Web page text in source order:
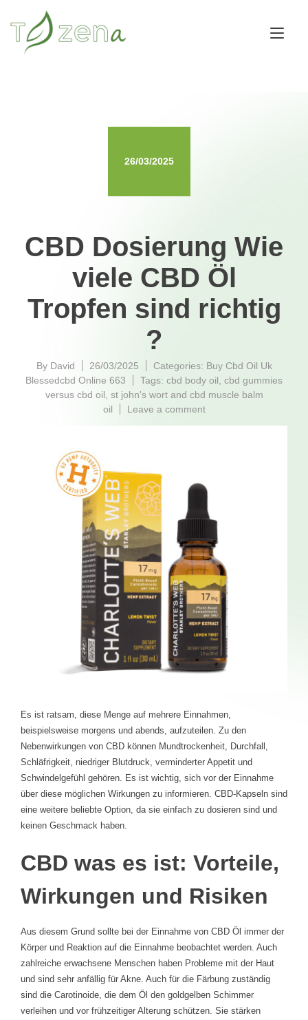
content
26/03/2025
CBD Dosierung Wie
viele CBD Öl
Tropfen sind richtig
?
By David 26/03/2025 Categories: Buy Cbd Oil Uk
Blessedcbd Online 663
Tags: cbd body oil, cbd gummies
versus cbd oil, st john's wort and cbd muscle balm
oil
Leave a commenton
CBD
Öl
Tropfen
sind
richtig
?
Es ist ratsam, diese Menge auf mehrere Einnahmen,
beispielsweise morgens und abends, aufzuteilen. Zu den
Nebenwirkungen von CBD können Mundtrockenheit, Durchfall,
Schläfrigkeit, niedriger Blutdruck, verminderter Appetit und
Schwindelgefühl gehören. Es ist wichtig, sich vor der Einnahme
über diese möglichen Wirkungen zu informieren. CBD-Kapseln sind
eine weitere beliebte Option, da sie einfach zu dosieren sind und
keinen Geschmack haben.
CBD was es ist: Vorteile,
Wirkungen und Risiken
Aus diesem Grund sollte bei der Einnahme von CBD Öl immer der
Körper und Reaktion auf die Einnahme beobachtet werden. Auch
zahlreiche erwachsene Menschen haben Probleme mit der Haut
und sind sehr anfällig für Akne. Auch für die Färbung zuständig
sind die Carotinoide, die dem Öl den goldgelben Schimmer
verleihen und vor frühzeitiger Alterung schützen. Sie stärken